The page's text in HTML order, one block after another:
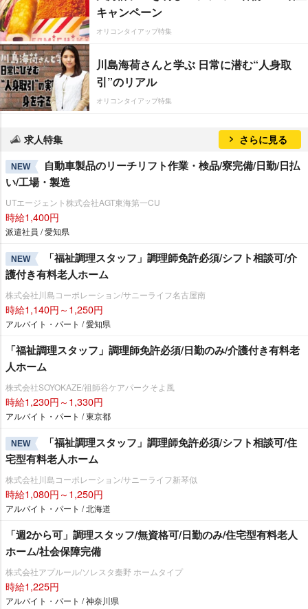
キャンペーン
オリコンタイアップ特集
川島海荷さんと学ぶ 日常に潜む“人身取
引”のリアル
オリコンタイアップ特集
求人特集 さらに見る
NEW
自動車製品のリーチリフト作業・検品/寮完備/日勤/日払
い/工場・製造
UTエージェント株式会社AGT東海第一CU
時給1,400円
派遣社員 / 愛知県
NEW
「福祉調理スタッフ」調理師免許必須/シフト相談可/介
護付き有料老人ホーム
株式会社川島コーポレーション/サニーライフ名古屋南
時給1,140円～1,250円
アルバイト・パート / 愛知県
「福祉調理スタッフ」調理師免許必須/日勤のみ/介護付き有料老
人ホーム
株式会社SOYOKAZE/祖師谷ケアパークそよ風
時給1,230円～1,330円
アルバイト・パート / 東京都
NEW
「福祉調理スタッフ」調理師免許必須/シフト相談可/住
宅型有料老人ホーム
株式会社川島コーポレーション/サニーライフ新琴似
時給1,080円～1,250円
アルバイト・パート / 北海道
「週2から可」調理スタッフ/無資格可/日勤のみ/住宅型有料老人
ホーム/社会保障完備
株式会社アプルール/ソレスタ秦野 ホームタイプ
時給1,225円
アルバイト・パート / 神奈川県